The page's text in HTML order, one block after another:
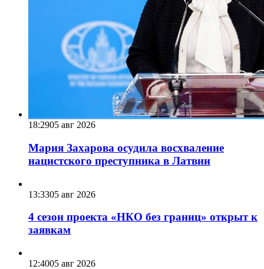
18:2905 авг 2026
Мария Захарова осудила восхваление
нацистского преступника в Латвии
13:3305 авг 2026
4 сезон проекта «НКО без границ» открыт к
заявкам
12:4005 авг 2026